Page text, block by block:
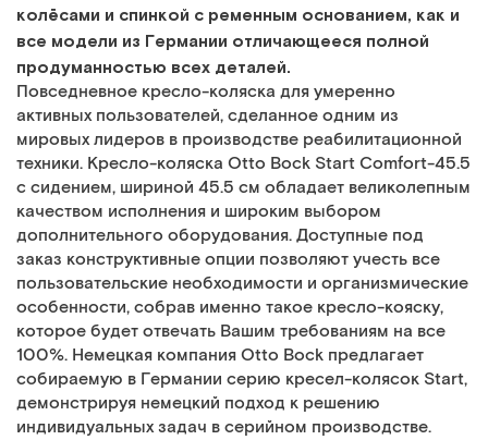
колёсами и спинкой с ременным основанием, как и
все модели из Германии отличающееся полной
продуманностью всех деталей.
Повседневное кресло-коляска для умеренно
активных пользователей, сделанное одним из
мировых лидеров в производстве реабилитационной
техники. Кресло-коляска Otto Bock Start Comfort-45.5
c сидением, шириной 45.5 см обладает великолепным
качеством исполнения и широким выбором
дополнительного оборудования. Доступные под
заказ конструктивные опции позволяют учесть все
пользовательские необходимости и организмические
особенности, собрав именно такое кресло-кояску,
которое будет отвечать Вашим требованиям на все
100%. Немецкая компания Otto Bock предлагает
собираемую в Германии серию кресел-колясок Start,
демонстрируя немецкий подход к решению
индивидуальных задач в серийном производстве.